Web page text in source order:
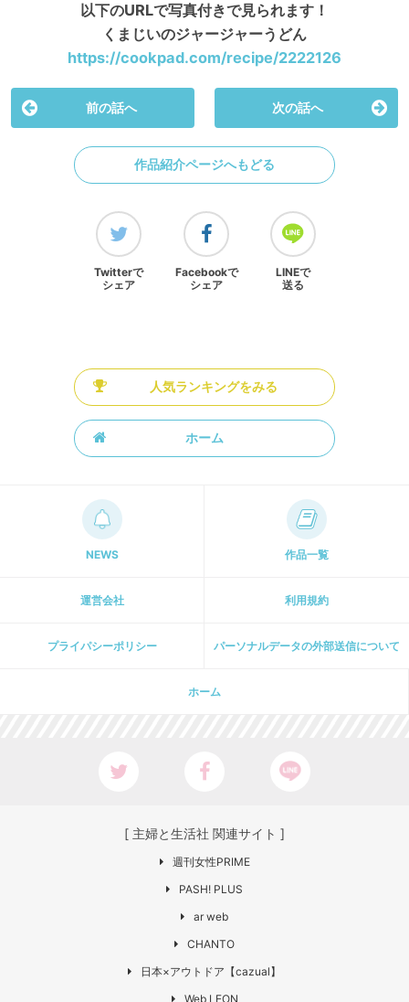
以下のURLで写真付きで見られます！
くまじいのジャージャーうどん
https://cookpad.com/recipe/2222126
前の話へ 次の話へ
作品紹介ページへもどる
Twitterで
シェア
Facebookで
シェア
LINEで
送る
人気ランキングをみる
ホーム
NEWS 作品一覧
運営会社 利用規約
プライパシーポリシー パーソナルデータの外部送信について
ホーム
[ 主婦と生活社 関連サイト ]
週刊女性PRIME
PASH! PLUS
ar web
CHANTO
日本×アウトドア【cazual】
Web LEON